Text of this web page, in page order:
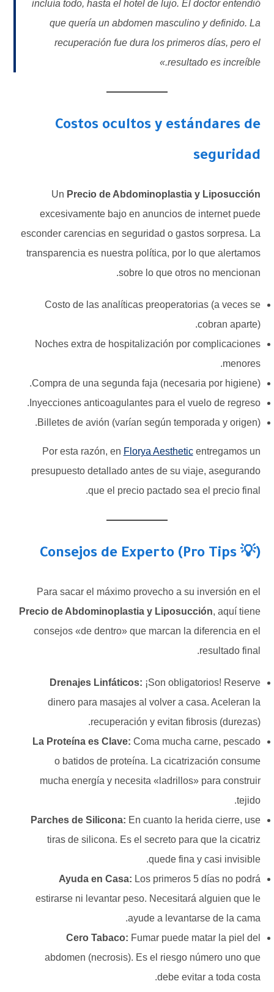
incluía todo, hasta el hotel de lujo. El doctor entendió
que quería un abdomen masculino y definido. La
recuperación fue dura los primeros días, pero el
resultado es increíble.»
Costos ocultos y estándares de
seguridad
Un Precio de Abdominoplastia y Liposucción
excesivamente bajo en anuncios de internet puede
esconder carencias en seguridad o gastos sorpresa. La
transparencia es nuestra política, por lo que alertamos
sobre lo que otros no mencionan.
Costo de las analíticas preoperatorias (a veces se
cobran aparte).
Noches extra de hospitalización por complicaciones
menores.
Compra de una segunda faja (necesaria por higiene).
Inyecciones anticoagulantes para el vuelo de regreso.
Billetes de avión (varían según temporada y origen).
Por esta razón, en Florya Aestheticentregamos un
presupuesto detallado antes de su viaje, asegurando
que el precio pactado sea el precio final.
Consejos de Experto (Pro Tips 💡)
Para sacar el máximo provecho a su inversión en el
Precio de Abdominoplastia y Liposucción, aquí tiene
consejos «de dentro» que marcan la diferencia en el
resultado final.
Drenajes Linfáticos: ¡Son obligatorios! Reserve
dinero para masajes al volver a casa. Aceleran la
recuperación y evitan fibrosis (durezas).
La Proteína es Clave: Coma mucha carne, pescado
o batidos de proteína. La cicatrización consume
mucha energía y necesita «ladrillos» para construir
tejido.
Parches de Silicona: En cuanto la herida cierre, use
tiras de silicona. Es el secreto para que la cicatriz
quede fina y casi invisible.
Ayuda en Casa: Los primeros 5 días no podrá
estirarse ni levantar peso. Necesitará alguien que le
ayude a levantarse de la cama.
Cero Tabaco: Fumar puede matar la piel del
abdomen (necrosis). Es el riesgo número uno que
debe evitar a toda costa.